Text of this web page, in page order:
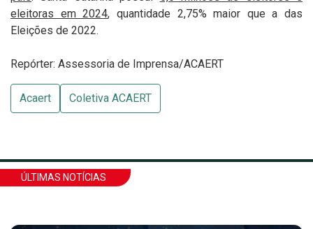
eleitoras em 2024, quantidade 2,75% maior que a das
Eleições de 2022.
Repórter: Assessoria de Imprensa/ACAERT
Acaert Coletiva ACAERT
ÚLTIMAS NOTÍCIAS